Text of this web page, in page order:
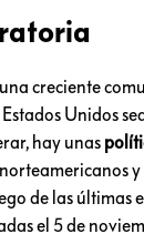
creciente
Unidos
hay unas
de las últimas
el 5 de